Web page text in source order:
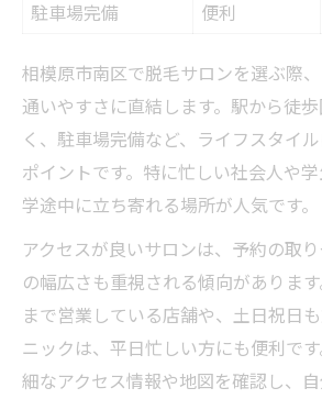
駐車場完備
便利
相模原市南区で脱毛サロンを選ぶ際
通いやすさに直結します。駅から徒
く、駐車場完備など、ライフスタイ
ポイントです。特に忙しい社会人や
学途中に立ち寄れる場所が人気です。
アクセスが良いサロンは、予約の取
の幅広さも重視される傾向がありま
まで営業している店舗や、土日祝日
ニックは、平日忙しい方にも便利で
細なアクセス情報や地図を確認し、